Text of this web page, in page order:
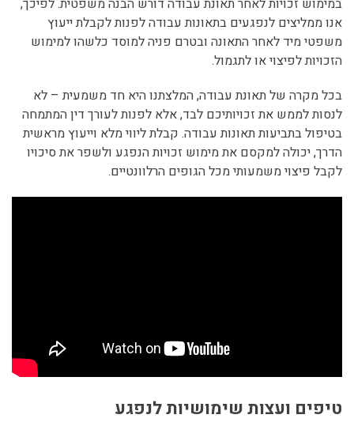
במימוש זכויות לאחר תאונת עבודה דורש הבנה משפטית. לפיכך,
אנו ממליצים לנפגעים בתאונות עבודה לפנות לקבלת ייעוץ
משפטי מיד לאחר התאונה ובטרם פניה למוסד כלשהו למימוש
הזכויות לפיצוי או לתגמול.
בכל מקרה של תאונת עבודה, המלצתנו היא חד משמעית – לא
לנסות לממש את זכויותיכם לבד, אלא לפנות לעורך דין המתמחה
בטיפול בתביעות תאונות עבודה. קבלת ליווי מלא וייעוץ מראשית
הדרך, יכולה למקסם את מימוש זכויות הנפגע ולשפר את סיכויו
לקבל פיצוי משמעותי מכל הגופים הרלוונטיים.
טיפים ועצות שימושיות לנפגע